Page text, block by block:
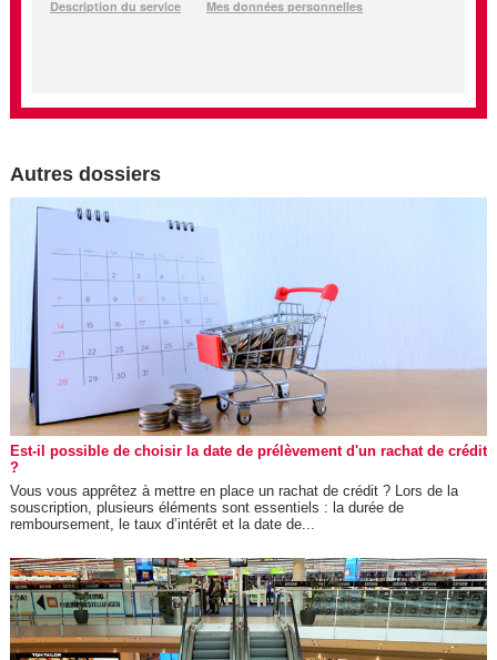
Autres dossiers
Est-il possible de choisir la date de prélèvement d'un rachat de crédit
?
Vous vous apprêtez à mettre en place un rachat de crédit ? Lors de la
souscription, plusieurs éléments sont essentiels : la durée de
remboursement, le taux d’intérêt et la date de...